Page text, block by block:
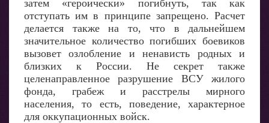
затем «героически» погибнуть, так как
отступать им в принципе запрещено. Расчет
делается также на то, что в дальнейшем
значительное количество погибших боевиков
вызовет озлобление и ненависть родных и
близких к России. Не секрет также
целенаправленное разрушение ВСУ жилого
фонда, грабеж и расстрелы мирного
населения, то есть, поведение, характерное
для оккупационных войск.